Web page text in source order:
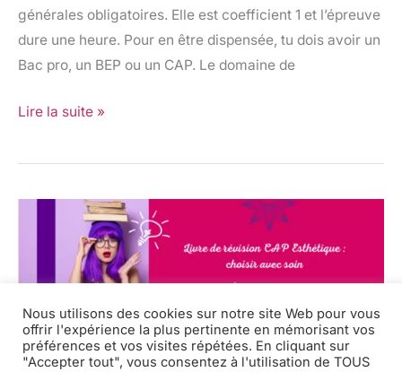
générales obligatoires. Elle est coefficient 1 et l’épreuve
dure une heure. Pour en être dispensée, tu dois avoir un
Bac pro, un BEP ou un CAP. Le domaine de
Lire la suite »
Livre de révision CAP
CAP
Esthétique
choisir
Nous utilisons des cookies sur notre site Web pour vous
offrir l'expérience la plus pertinente en mémorisant vos
préférences et vos visites répétées. En cliquant sur
"Accepter tout", vous consentez à l'utilisation de TOUS